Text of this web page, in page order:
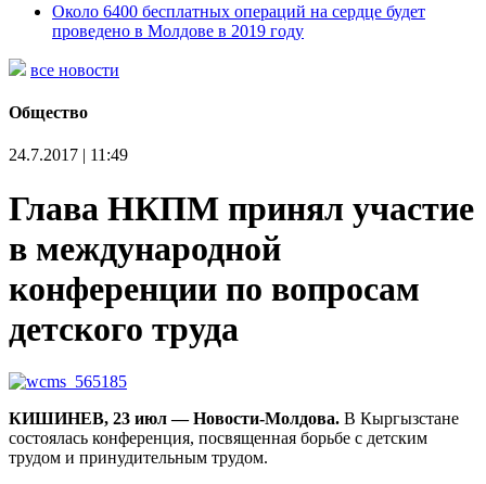
Около 6400 бесплатных операций на сердце будет
проведено в Молдове в 2019 году
все новости
Общество
24.7.2017 | 11:49
Глава НКПМ принял участие
в международной
конференции по вопросам
детского труда
КИШИНЕВ, 23 июл — Новости-Молдова. В Кыргызстане
состоялась конференция, посвященная борьбе с детским
трудом и принудительным трудом.